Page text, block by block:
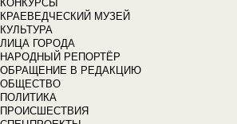
КОНКУРСЫ
КРАЕВЕДЧЕСКИЙ МУЗЕЙ
КУЛЬТУРА
ЛИЦА ГОРОДА
НАРОДНЫЙ РЕПОРТЁР
ОБРАЩЕНИЕ В РЕДАКЦИЮ
ОБЩЕСТВО
ПОЛИТИКА
ПРОИСШЕСТВИЯ